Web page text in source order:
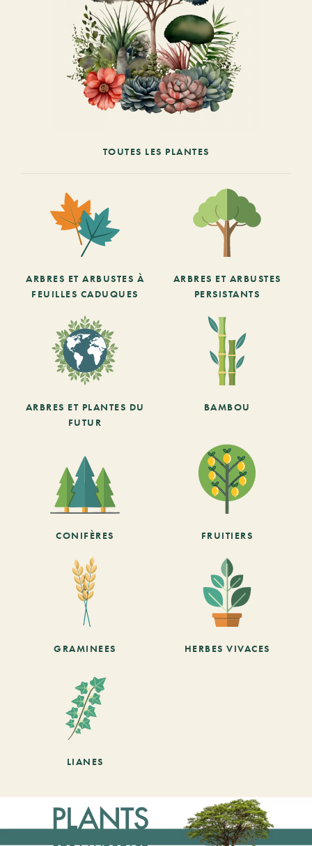
TOUTES LES PLANTES
ARBRES ET ARBUSTES À
FEUILLES CADUQUES
ARBRES ET ARBUSTES
PERSISTANTS
ARBRES ET PLANTES DU
FUTUR
BAMBOU
CONIFÈRES FRUITIERS
GRAMINEES HERBES VIVACES
LIANES